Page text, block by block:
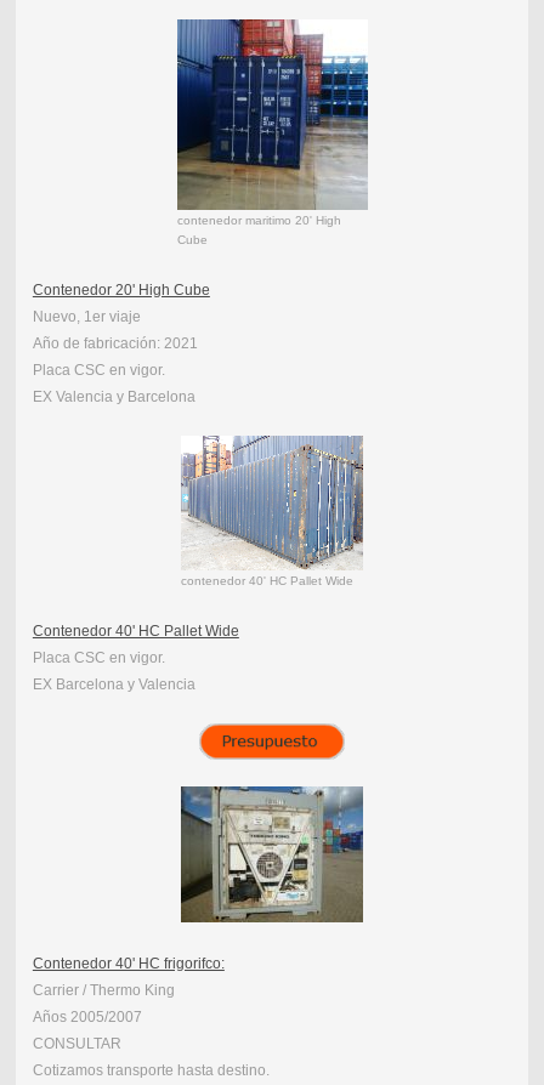
contenedor maritimo 20' High
Cube
Contenedor 20' High Cube
Nuevo, 1er viaje
Año de fabricación: 2021
Placa CSC en vigor.
EX Valencia y Barcelona
contenedor 40' HC Pallet Wide
Contenedor 40' HC Pallet Wide
Placa CSC en vigor.
EX Barcelona y Valencia
Contenedor 40' HC frigorifco:
Carrier / Thermo King
Años 2005/2007
CONSULTAR
Cotizamos transporte hasta destino.